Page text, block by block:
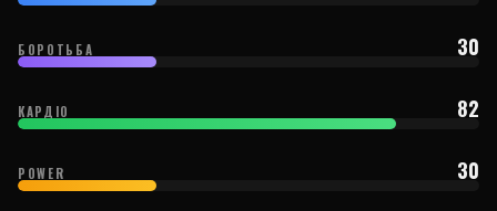
БОРОТЬБА 30
КАРДІО 82
POWER 30